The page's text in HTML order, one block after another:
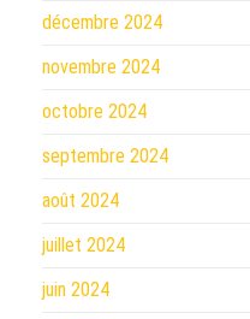
décembre 2024
novembre 2024
octobre 2024
septembre 2024
août 2024
juillet 2024
juin 2024